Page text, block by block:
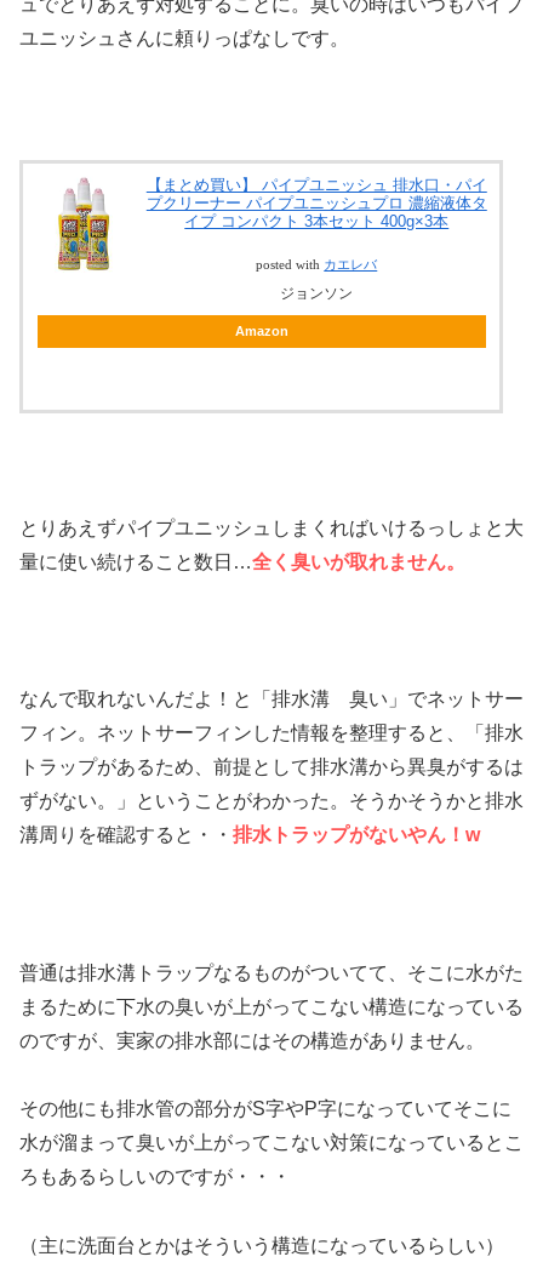
ュでとりあえず対処することに。臭いの時はいつもパイプ
ユニッシュさんに頼りっぱなしです。
【まとめ買い】 パイプユニッシュ 排水口・パイ
プクリーナー パイプユニッシュプロ 濃縮液体タ
イプ コンパクト 3本セット 400g×3本
posted with カエレバ
ジョンソン
Amazon
とりあえずパイプユニッシュしまくればいけるっしょと大
量に使い続けること数日…全く臭いが取れません。
なんで取れないんだよ！と「排水溝 臭い」でネットサー
フィン。ネットサーフィンした情報を整理すると、「排水
トラップがあるため、前提として排水溝から異臭がするは
ずがない。」ということがわかった。そうかそうかと排水
溝周りを確認すると・・ 排水トラップがないやん！w
普通は排水溝トラップなるものがついてて、そこに水がた
まるために下水の臭いが上がってこない構造になっている
のですが、実家の排水部にはその構造がありません。
その他にも排水管の部分がS字やP字になっていてそこに
水が溜まって臭いが上がってこない対策になっているとこ
ろもあるらしいのですが・・・
（主に洗面台とかはそういう構造になっているらしい）